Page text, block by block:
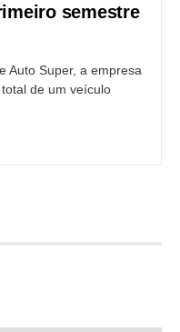
semestre
Auto Super, a empresa
de um veículo